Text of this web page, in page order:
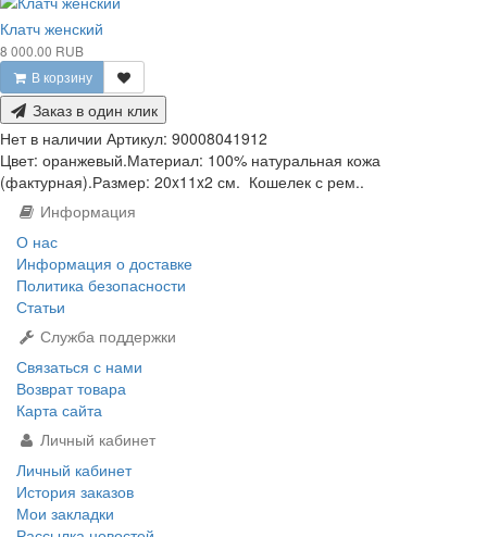
Клатч женский
8 000.00 RUB
В корзину
Заказ в один клик
Нет в наличии Артикул: 90008041912
Цвет: оранжевый.Материал: 100% натуральная кожа
(фактурная).Размер: 20x11x2 см. Кошелек с рем..
Информация
О нас
Информация о доставке
Политика безопасности
Статьи
Служба поддержки
Связаться с нами
Возврат товара
Карта сайта
Личный кабинет
Личный кабинет
История заказов
Мои закладки